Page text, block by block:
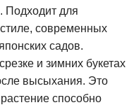
Подходит для
современных
садов.
и зимних букетах
высыхания. Это
способно